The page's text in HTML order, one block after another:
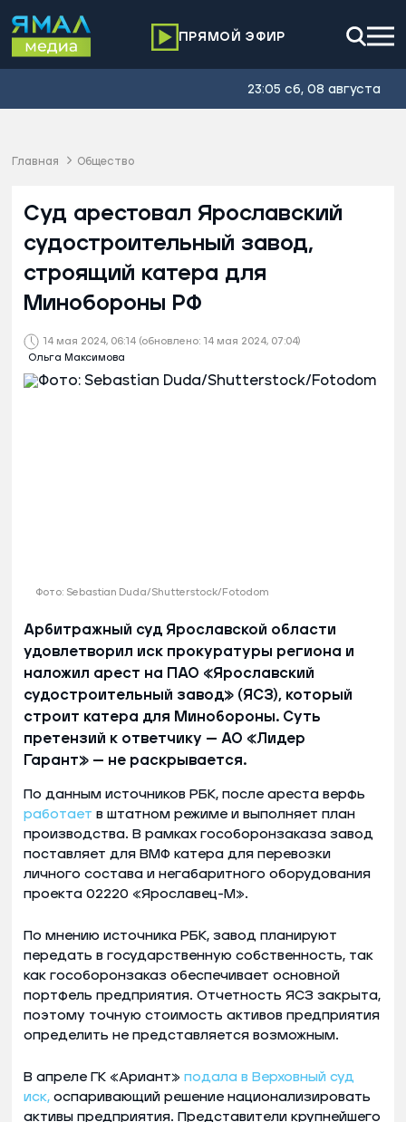
ПРЯМОЙ ЭФИР
23:05 сб, 08 августа
Главная Общество
14 мая 2024, 06:14 (обновлено: 14 мая 2024, 07:04)
Ольга Максимова
Суд арестовал Ярославский
судостроительный завод,
строящий катера для
Минобороны РФ
Фото: Sebastian Duda/Shutterstock/Fotodom
Арбитражный суд Ярославской области
удовлетворил иск прокуратуры региона и
наложил арест на ПАО «Ярославский
судостроительный завод» (ЯСЗ), который
строит катера для Минобороны. Суть
претензий к ответчику — АО «Лидер
Гарант» — не раскрывается.
По данным источников РБК, после ареста верфь
работает в штатном режиме и выполняет план
производства. В рамках гособоронзаказа завод
поставляет для ВМФ катера для перевозки
личного состава и негабаритного оборудования
проекта 02220 «Ярославец-М».
По мнению источника РБК, завод планируют
передать в государственную собственность, так
как гособоронзаказ обеспечивает основной
портфель предприятия. Отчетность ЯСЗ закрыта,
поэтому точную стоимость активов предприятия
определить не представляется возможным.
В апреле ГК «Ариант» подала в Верховный суд
иск, оспаривающий решение национализировать
активы предприятия. Представители крупнейшего